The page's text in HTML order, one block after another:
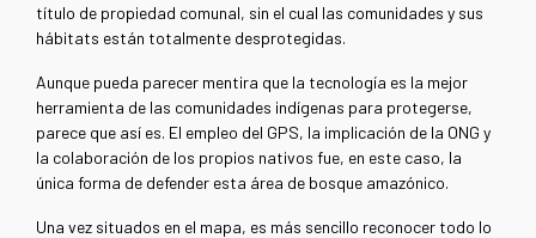
título de propiedad comunal, sin el cual las comunidades y sus
hábitats están totalmente desprotegidas.
Aunque pueda parecer mentira que la tecnología es la mejor
herramienta de las comunidades indígenas para protegerse,
parece que así es. El empleo del GPS, la implicación de la ONG y
la colaboración de los propios nativos fue, en este caso, la
única forma de defender esta área de bosque amazónico.
Una vez situados en el mapa, es más sencillo reconocer todo lo